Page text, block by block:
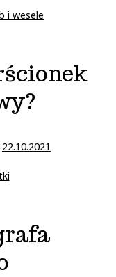
i wesele
22.10.2021